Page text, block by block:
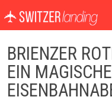
Hauptnavigation
BRIENZER
EIN